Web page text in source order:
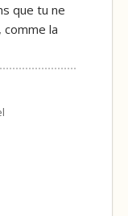
que tu ne
la